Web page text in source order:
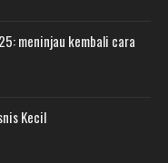
meninjau kembali cara
Kecil